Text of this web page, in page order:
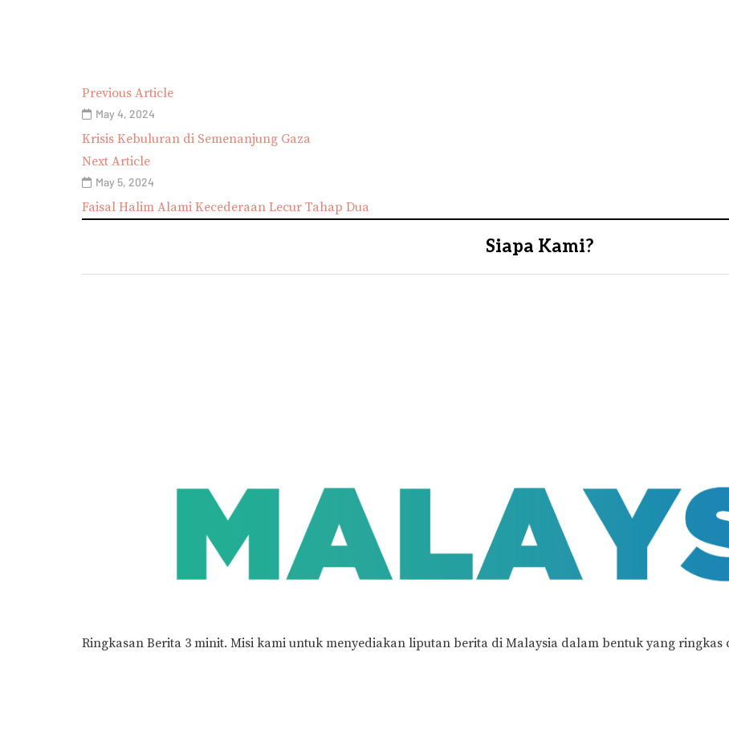
Previous Article
May 4, 2024
Krisis Kebuluran di Semenanjung Gaza
Next Article
May 5, 2024
Faisal Halim Alami Kecederaan Lecur Tahap Dua
Siapa Kami?
Ringkasan Berita 3 minit. Misi kami untuk menyediakan liputan berita di Malaysia dalam bentuk yang